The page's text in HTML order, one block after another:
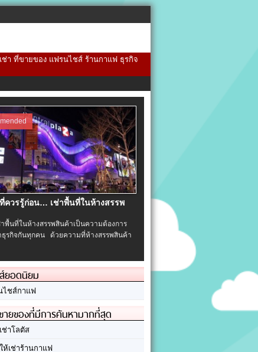
า ที่ขายของ แฟรนไชส์ ร้านกาแฟ ธุรกิจ
ที่ควรรู้ก่อน… เช่าพื้นที่ในห้างสรรพ
นที่ในห้างสรรพสินค้าเป็นความต้องการ
รกิจกันทุกคน ด้วยความที่ห้างสรรพสินค้า
ยอดนิยม
ไชส์กาแฟ
ายของที่มีการค้นหามากที่สุด
ช่าโลตัส
ห้เช่าร้านกาแฟ